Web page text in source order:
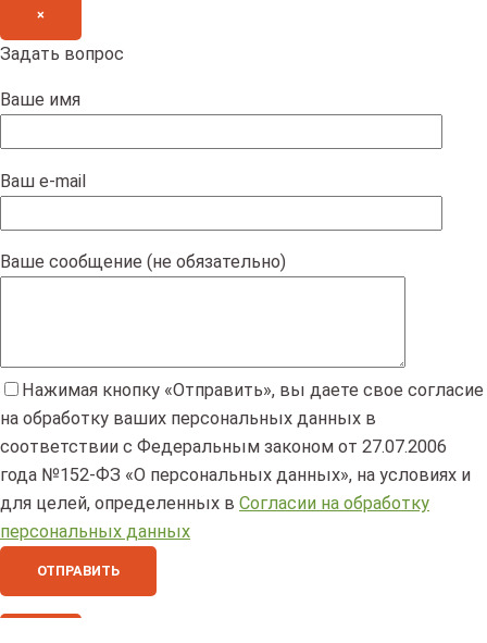
×
Задать вопрос
Ваше имя
Ваш e-mail
Ваше сообщение (не обязательно)
Нажимая кнопку «Отправить», вы даете свое согласие
на обработку ваших персональных данных в
соответствии с Федеральным законом от 27.07.2006
года №152-ФЗ «О персональных данных», на условиях и
для целей, определенных в Согласии на обработку
персональных данных